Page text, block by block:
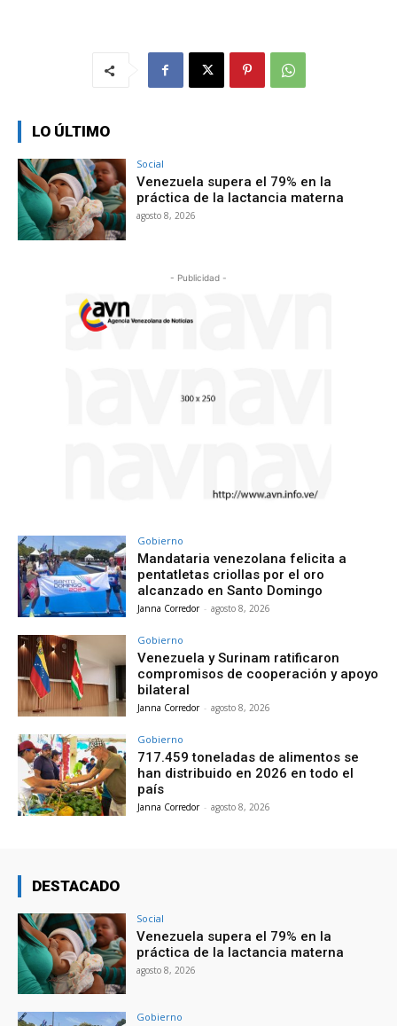
LO ÚLTIMO
Social
Venezuela supera el 79% en la
práctica de la lactancia materna
agosto 8, 2026
- Publicidad -
Gobierno
Mandataria venezolana felicita a
pentatletas criollas por el oro
alcanzado en Santo Domingo
Janna Corredor - agosto 8, 2026
Gobierno
Venezuela y Surinam ratificaron
compromisos de cooperación y apoyo
bilateral
Janna Corredor - agosto 8, 2026
Gobierno
717.459 toneladas de alimentos se
han distribuido en 2026 en todo el
país
Janna Corredor - agosto 8, 2026
DESTACADO
Social
Venezuela supera el 79% en la
práctica de la lactancia materna
agosto 8, 2026
Gobierno